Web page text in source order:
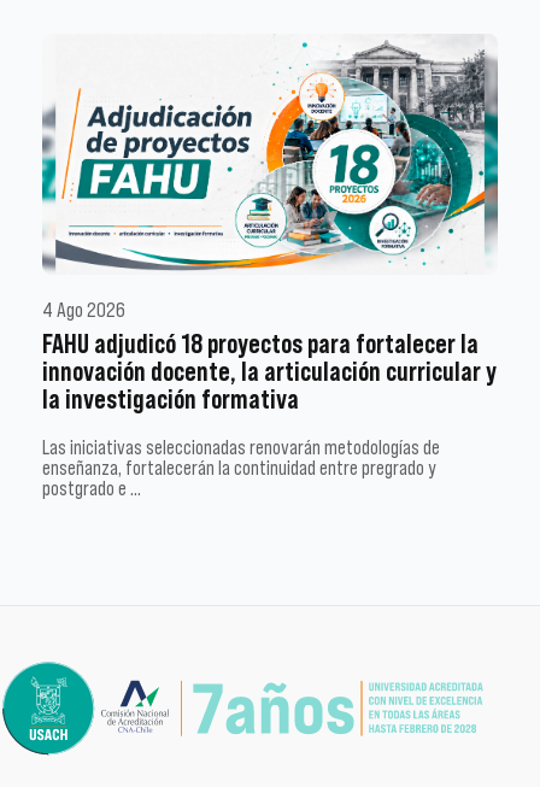
4 Ago 2026
FAHU adjudicó 18 proyectos para fortalecer la
innovación docente, la articulación curricular y
la investigación formativa
Las iniciativas seleccionadas renovarán metodologías de
enseñanza, fortalecerán la continuidad entre pregrado y
postgrado e …